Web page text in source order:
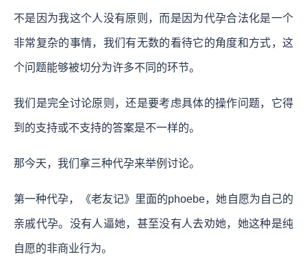
不是因为我这个人没有原则，而是因为代孕合法化是一个
非常复杂的事情，我们有无数的看待它的角度和方式，这
个问题能够被切分为许多不同的环节。
我们是完全讨论原则，还是要考虑具体的操作问题，它得
到的支持或不支持的答案是不一样的。
那今天，我们拿三种代孕来举例讨论。
第一种代孕，《老友记》里面的phoebe，她自愿为自己的
亲戚代孕。没有人逼她，甚至没有人去劝她，她这种是纯
自愿的非商业行为。